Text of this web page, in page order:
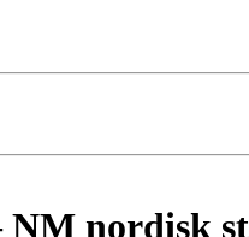
NM nordisk